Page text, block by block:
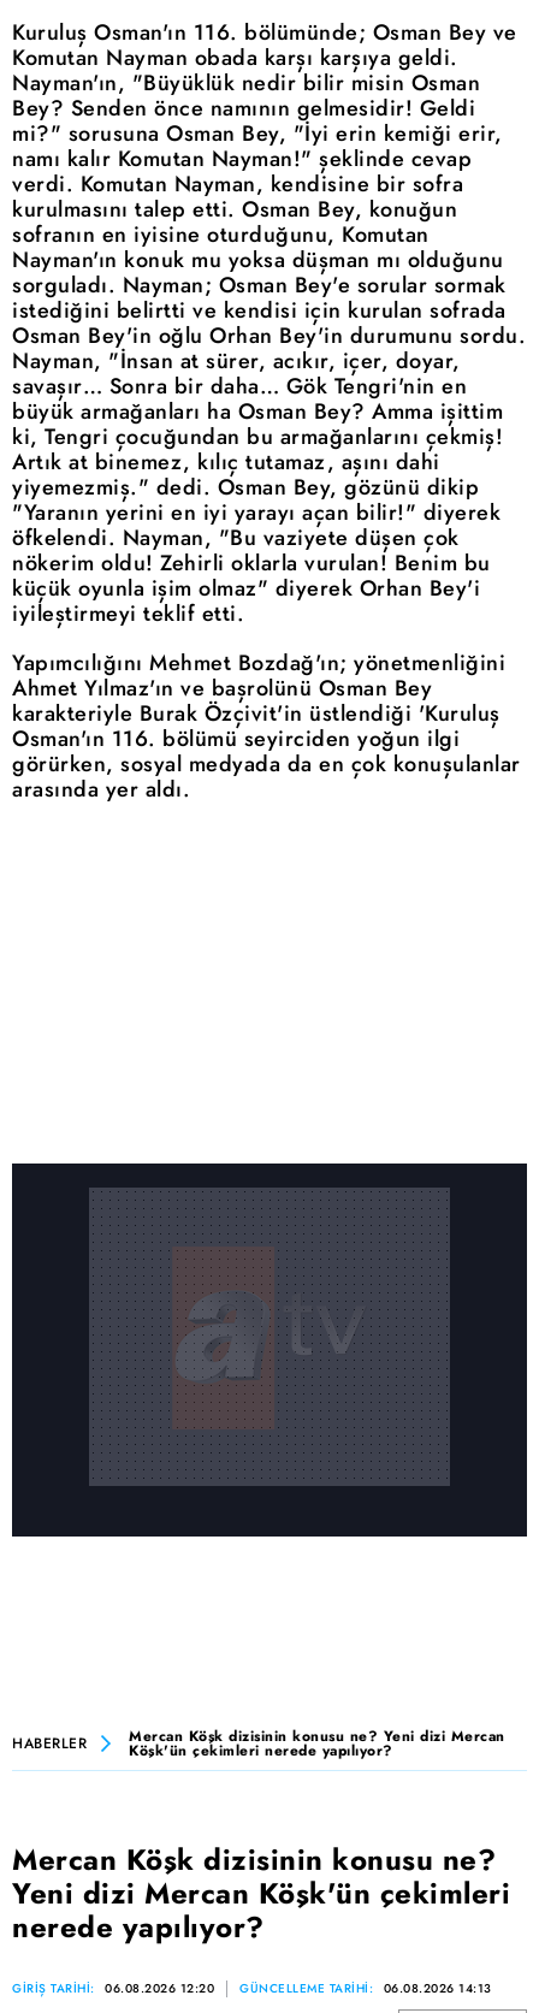
Kuruluş Osman'ın 116. bölümünde; Osman Bey ve
Komutan Nayman obada karşı karşıya geldi.
Nayman'ın, "Büyüklük nedir bilir misin Osman
Bey? Senden önce namının gelmesidir! Geldi
mi?" sorusuna Osman Bey, "İyi erin kemiği erir,
namı kalır Komutan Nayman!" şeklinde cevap
verdi. Komutan Nayman, kendisine bir sofra
kurulmasını talep etti. Osman Bey, konuğun
sofranın en iyisine oturduğunu, Komutan
Nayman'ın konuk mu yoksa düşman mı olduğunu
sorguladı. Nayman; Osman Bey'e sorular sormak
istediğini belirtti ve kendisi için kurulan sofrada
Osman Bey'in oğlu Orhan Bey'in durumunu sordu.
Nayman, "İnsan at sürer, acıkır, içer, doyar,
savaşır… Sonra bir daha… Gök Tengri'nin en
büyük armağanları ha Osman Bey? Amma işittim
ki, Tengri çocuğundan bu armağanlarını çekmiş!
Artık at binemez, kılıç tutamaz, aşını dahi
yiyemezmiş." dedi. Osman Bey, gözünü dikip
"Yaranın yerini en iyi yarayı açan bilir!" diyerek
öfkelendi. Nayman, "Bu vaziyete düşen çok
nökerim oldu! Zehirli oklarla vurulan! Benim bu
küçük oyunla işim olmaz" diyerek Orhan Bey'i
iyileştirmeyi teklif etti.
Yapımcılığını Mehmet Bozdağ'ın; yönetmenliğini
Ahmet Yılmaz'ın ve başrolünü Osman Bey
karakteriyle Burak Özçivit'in üstlendiği 'Kuruluş
Osman'ın 116. bölümü seyirciden yoğun ilgi
görürken, sosyal medyada da en çok konuşulanlar
arasında yer aldı.
HABERLER Mercan Köşk dizisinin konusu ne? Yeni dizi Mercan
Köşk'ün çekimleri nerede yapılıyor?
Mercan Köşk dizisinin konusu ne?
Yeni dizi Mercan Köşk'ün çekimleri
nerede yapılıyor?
GİRİŞ TARİHİ: 06.08.2026 12:20 GÜNCELLEME TARİHİ: 06.08.2026 14:13